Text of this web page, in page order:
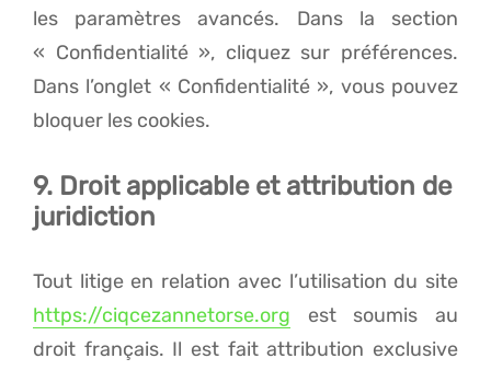
les paramètres avancés. Dans la section
« Confidentialité », cliquez sur préférences.
Dans l’onglet « Confidentialité », vous pouvez
bloquer les cookies.
9. Droit applicable et attribution de
juridiction
Tout litige en relation avec l’utilisation du site
https://ciqcezannetorse.org est soumis au
droit français. Il est fait attribution exclusive